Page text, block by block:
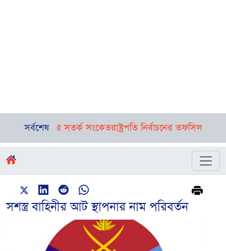
সর্বশেষ
নম্বর সতর্ক সংকেতরাষ্ট্রপতি নির্বাচনের তফসিল ঘোষণা,
সশস্ত্র বাহিনীর আট স্থাপনার নাম পরিবর্তন